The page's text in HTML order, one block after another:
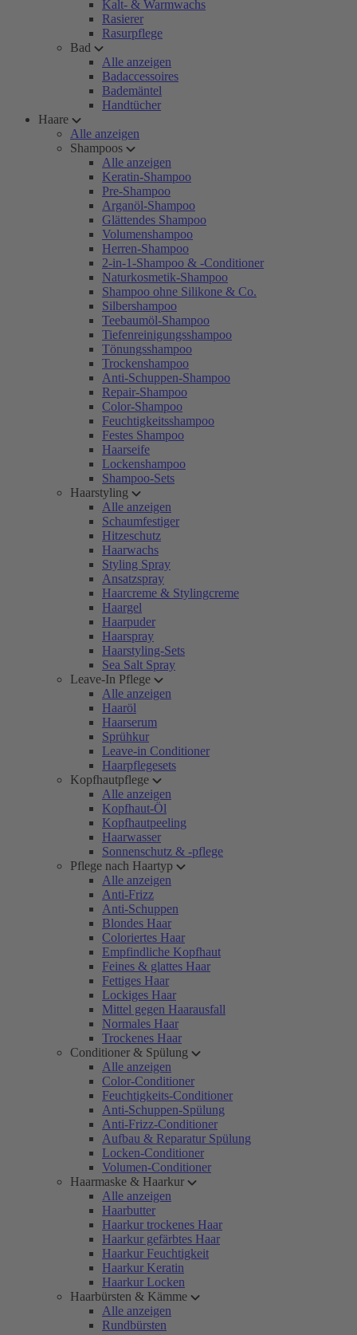
Kalt- & Warmwachs
Rasierer
Rasurpflege
Bad
Alle anzeigen
Badaccessoires
Bademäntel
Handtücher
Haare
Alle anzeigen
Shampoos
Alle anzeigen
Keratin-Shampoo
Pre-Shampoo
Arganöl-Shampoo
Glättendes Shampoo
Volumenshampoo
Herren-Shampoo
2-in-1-Shampoo & -Conditioner
Naturkosmetik-Shampoo
Shampoo ohne Silikone & Co.
Silbershampoo
Teebaumöl-Shampoo
Tiefenreinigungsshampoo
Tönungsshampoo
Trockenshampoo
Anti-Schuppen-Shampoo
Repair-Shampoo
Color-Shampoo
Feuchtigkeitsshampoo
Festes Shampoo
Haarseife
Lockenshampoo
Shampoo-Sets
Haarstyling
Alle anzeigen
Schaumfestiger
Hitzeschutz
Haarwachs
Styling Spray
Ansatzspray
Haarcreme & Stylingcreme
Haargel
Haarpuder
Haarspray
Haarstyling-Sets
Sea Salt Spray
Leave-In Pflege
Alle anzeigen
Haaröl
Haarserum
Sprühkur
Leave-in Conditioner
Haarpflegesets
Kopfhautpflege
Alle anzeigen
Kopfhaut-Öl
Kopfhautpeeling
Haarwasser
Sonnenschutz & -pflege
Pflege nach Haartyp
Alle anzeigen
Anti-Frizz
Anti-Schuppen
Blondes Haar
Coloriertes Haar
Empfindliche Kopfhaut
Feines & glattes Haar
Fettiges Haar
Lockiges Haar
Mittel gegen Haarausfall
Normales Haar
Trockenes Haar
Conditioner & Spülung
Alle anzeigen
Color-Conditioner
Feuchtigkeits-Conditioner
Anti-Schuppen-Spülung
Anti-Frizz-Conditioner
Aufbau & Reparatur Spülung
Locken-Conditioner
Volumen-Conditioner
Haarmaske & Haarkur
Alle anzeigen
Haarbutter
Haarkur trockenes Haar
Haarkur gefärbtes Haar
Haarkur Feuchtigkeit
Haarkur Keratin
Haarkur Locken
Haarbürsten & Kämme
Alle anzeigen
Rundbürsten